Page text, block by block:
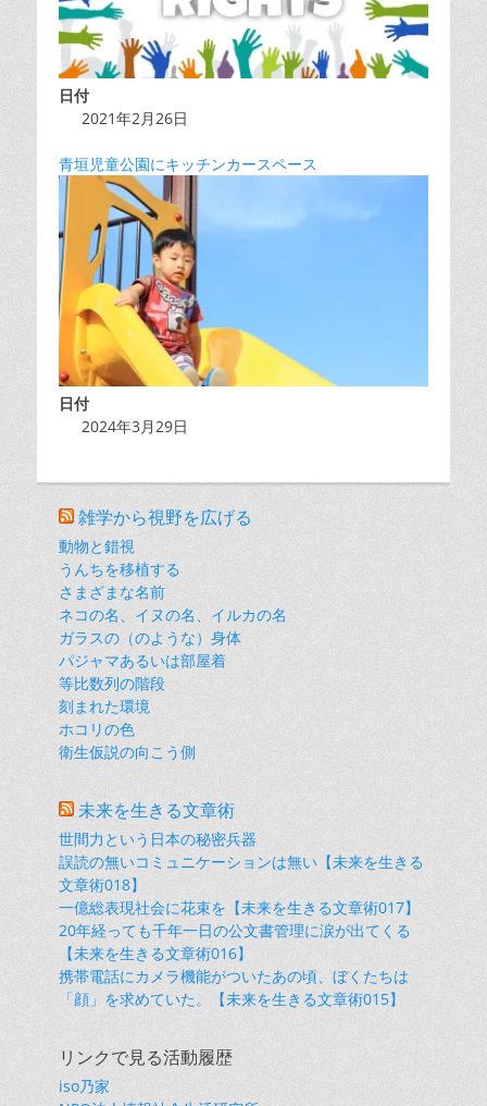
日付
2021年2月26日
青垣児童公園にキッチンカースペース
日付
2024年3月29日
雑学から視野を広げる
動物と錯視
うんちを移植する
さまざまな名前
ネコの名、イヌの名、イルカの名
ガラスの（のような）身体
パジャマあるいは部屋着
等比数列の階段
刻まれた環境
ホコリの色
衛生仮説の向こう側
未来を生きる文章術
世間力という日本の秘密兵器
誤読の無いコミュニケーションは無い【未来を生きる
文章術018】
一億総表現社会に花束を【未来を生きる文章術017】
20年経っても千年一日の公文書管理に涙が出てくる
【未来を生きる文章術016】
携帯電話にカメラ機能がついたあの頃、ぼくたちは
「顔」を求めていた。【未来を生きる文章術015】
リンクで見る活動履歴
iso乃家